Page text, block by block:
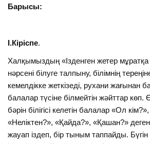
Барысы:
І.Кіріспе.
Халқымыздың «Ізденген жетер мұратқа
нәрсені білуге талпыну, білімнің
кемелдікке жеткізеді, рухани жағынан
балалар түсіне білмейтін жәйттар көп.
бәрін білігісі келетін балалар «Ол
«Неліктен?», «Қайда?», «Қашан?» деген
жауап іздеп, бір тыным таппайды. Бүгін